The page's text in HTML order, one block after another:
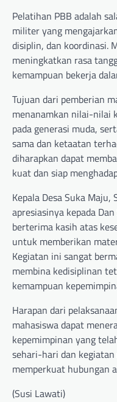
Pelatihan PBB adalah
militer yang
disiplin, dan koordinasi.
meningkatkan rasa
kemampuan bekerja
Tujuan dari pemberian
menanamkan nilai-nilai
pada generasi muda,
sama dan ketaatan
diharapkan dapat
kuat dan siap
Kepala Desa Suka
apresiasinya kepada
berterima kasih atas
untuk memberikan
Kegiatan ini sangat
membina kedisiplinan
kemampuan
Harapan dari
mahasiswa dapat
kepemimpinan yang
sehari-hari dan
memperkuat hubungan
(Susi Lawati)